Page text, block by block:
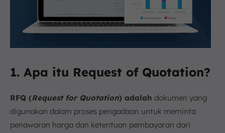
1. Apa itu Request of Quotation?
RFQ (Request for Quotation) adalah dokumen yang
digunakan dalam proses pengadaan untuk meminta
penawaran harga dan ketentuan pembayaran dari